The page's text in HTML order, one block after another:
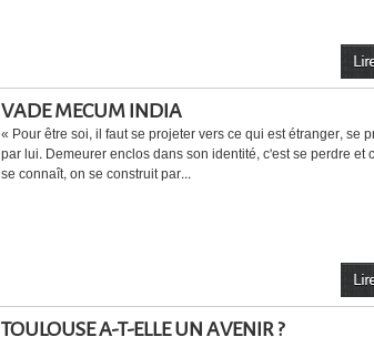
VADE MECUM INDIA
« Pour être soi, il faut se projeter vers ce qui est étranger, se
par lui. Demeurer enclos dans son identité, c'est se perdre et
se connaît, on se construit par...
TOULOUSE A-T-ELLE UN AVENIR ?